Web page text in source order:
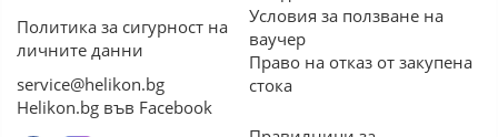
Политика за сигурност на
личните данни
service@helikon.bg
Helikon.bg във Facebook
Условия за ползване на
ваучер
Право на отказ от закупена
стока